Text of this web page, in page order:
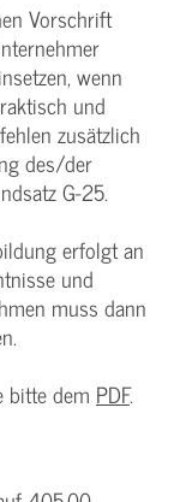
Vorschrift
wenn
und
zusätzlich
des/der
G-25.
erfolgt an
und
muss dann
bitte dem PDF.